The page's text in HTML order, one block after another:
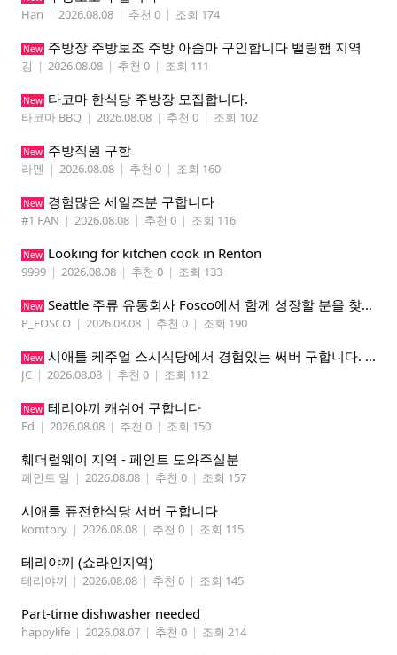
Han | 2026.08.08 | 추천 0 | 조회 174
New 주방장 주방보조 주방 아줌마 구인합니다 밸링햄 지역
김 | 2026.08.08 | 추천 0 | 조회 111
New 타코마 한식당 주방장 모집합니다.
타코마 BBQ | 2026.08.08 | 추천 0 | 조회 102
New 주방직원 구함
라멘 | 2026.08.08 | 추천 0 | 조회 160
New 경험많은 세일즈분 구합니다
#1 FAN | 2026.08.08 | 추천 0 | 조회 116
New Looking for kitchen cook in Renton
9999 | 2026.08.08 | 추천 0 | 조회 133
New Seattle 주류 유통회사 Fosco에서 함께 성장할 분을 찾습니다
P_FOSCO | 2026.08.08 | 추천 0 | 조회 190
New 시애틀 케주얼 스시식당에서 경험있는 써버 구합니다. 팁 200 이상
JC | 2026.08.08 | 추천 0 | 조회 112
New 테리야끼 캐쉬어 구합니다
Ed | 2026.08.08 | 추천 0 | 조회 150
훼더럴웨이 지역 - 페인트 도와주실분
페인트 일 | 2026.08.08 | 추천 0 | 조회 157
시애틀 퓨전한식당 서버 구합니다
komtory | 2026.08.08 | 추천 0 | 조회 115
테리야끼 (쇼라인지역)
테리야끼 | 2026.08.08 | 추천 0 | 조회 145
Part-time dishwasher needed
happylife | 2026.08.07 | 추천 0 | 조회 214